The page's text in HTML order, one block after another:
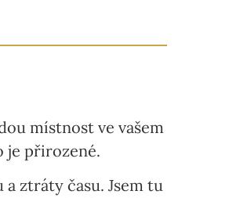
místnost ve vašem
je přirozené.
ztráty času. Jsem tu